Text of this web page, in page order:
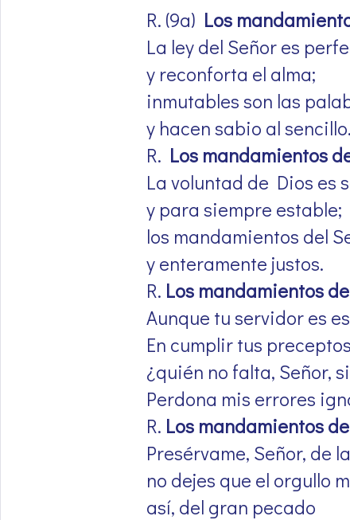
R. (9a) Los
La ley del Señor es
y reconforta el alma;
inmutables son las
y hacen sabio al sencillo.
R. Los mandamientos
La voluntad de Dios es
y para siempre estable;
los mandamientos del
y enteramente justos.
R. Los mandamientos
Aunque tu servidor es
En cumplir tus
¿quién no falta, Señor,
Perdona mis errores
R. Los mandamientos
Presérvame, Señor, de
no dejes que el orgullo
así, del gran pecado